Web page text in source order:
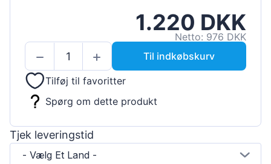
1.220 DKK
Netto: 976 DKK
Til indkøbskurv
Tilføj til favoritter
Spørg om dette produkt
Tjek leveringstid
- Vælg Et Land -